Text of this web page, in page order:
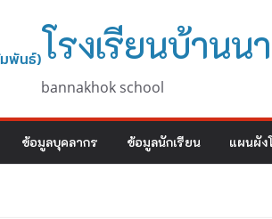
โรงเรียนบ้าน
bannakhok school
ข้อมูลบุคลากร ข้อมูลนักเรียน แผนผัง